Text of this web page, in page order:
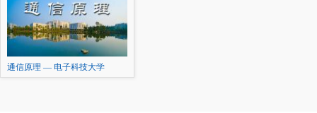
通信原理 — 电子科技大学